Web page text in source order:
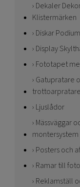
Dekaler
Klistermärken
Diskar
Display
Fototapet
Gatupratare
trottoarpratare
Ljuslådor
Mässväggar
montersystem
Posters och
Ramar till
Reklamställ